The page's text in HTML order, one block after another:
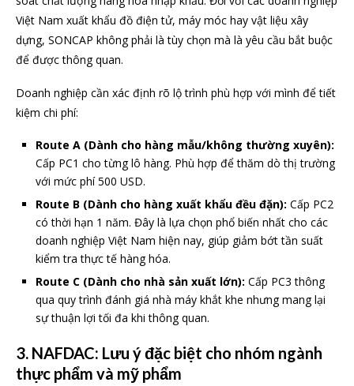
Việt Nam xuất khẩu đồ điện tử, máy móc hay vật liệu xây
dựng, SONCAP không phải là tùy chọn mà là yêu cầu bắt buộc
để được thông quan.
Doanh nghiệp cần xác định rõ lộ trình phù hợp với mình để tiết
kiệm chi phí:
Route A (Dành cho hàng mẫu/không thường xuyên):
Cấp PC1 cho từng lô hàng. Phù hợp để thăm dò thị trường
với mức phí 500 USD.
Route B (Dành cho hàng xuất khẩu đều đặn): Cấp PC2
có thời hạn 1 năm. Đây là lựa chọn phổ biến nhất cho các
doanh nghiệp Việt Nam hiện nay, giúp giảm bớt tần suất
kiểm tra thực tế hàng hóa.
Route C (Dành cho nhà sản xuất lớn): Cấp PC3 thông
qua quy trình đánh giá nhà máy khắt khe nhưng mang lại
sự thuận lợi tối đa khi thông quan.
3. NAFDAC: Lưu ý đặc biệt cho nhóm ngành
thực phẩm và mỹ phẩm